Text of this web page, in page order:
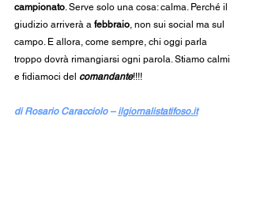
campionato. Serve solo una cosa: calma. Perché il
giudizio arriverà a febbraio, non sui social ma sul
campo. E allora, come sempre, chi oggi parla
troppo dovrà rimangiarsi ogni parola. Stiamo calmi
e fidiamoci del comandante!!!!
di Rosario Caracciolo – ilgiornalistatifoso.it